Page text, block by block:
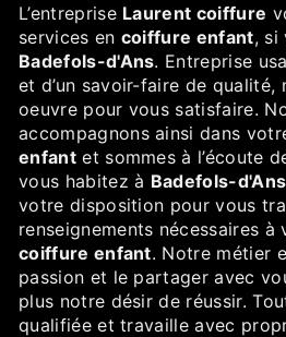
L’entreprise Laurent coiffure
services en coiffure enfant, si
Badefols-d'Ans. Entreprise
et d’un savoir-faire de
oeuvre pour vous satisfaire.
accompagnons ainsi dans
enfantet sommes à l’écoute
vous habitez à Badefols-d'Ans
votre disposition pour vous
renseignements nécessaires
coiffure enfant. Notre métier
passion et le partager avec
plus notre désir de réussir.
qualifiée et travaille avec